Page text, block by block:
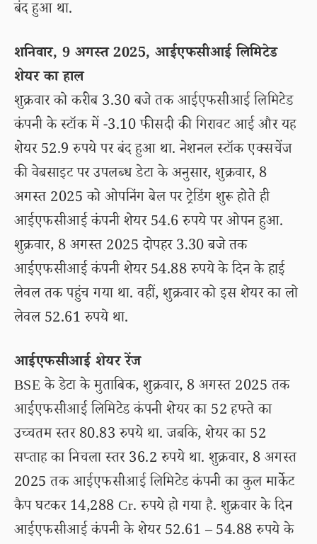
बंद हुआ था.
शनिवार, 9 अगस्त 2025, आईएफसीआई लिमिटेड
शेयर का हाल
शुक्रवार को करीब 3.30 बजे तक आईएफसीआई लिमिटेड
कंपनी के स्टॉक में -3.10 फीसदी की गिरावट आई और यह
शेयर 52.9 रुपये पर बंद हुआ था. नेशनल स्टॉक एक्सचेंज
की वेबसाइट पर उपलब्ध डेटा के अनुसार, शुक्रवार, 8
अगस्त 2025 को ओपनिंग बेल पर ट्रेडिंग शुरू होते ही
आईएफसीआई कंपनी शेयर 54.6 रुपये पर ओपन हुआ.
शुक्रवार, 8 अगस्त 2025 दोपहर 3.30 बजे तक
आईएफसीआई कंपनी शेयर 54.88 रुपये के दिन के हाई
लेवल तक पहुंच गया था. वहीं, शुक्रवार को इस शेयर का लो
लेवल 52.61 रुपये था.
आईएफसीआई शेयर रेंज
BSE के डेटा के मुताबिक, शुक्रवार, 8 अगस्त 2025 तक
आईएफसीआई लिमिटेड कंपनी शेयर का 52 हफ्ते का
उच्चतम स्तर 80.83 रुपये था. जबकि, शेयर का 52
सप्ताह का निचला स्तर 36.2 रुपये था. शुक्रवार, 8 अगस्त
2025 तक आईएफसीआई लिमिटेड कंपनी का कुल मार्केट
कैप घटकर 14,288 Cr. रुपये हो गया है. शुक्रवार के दिन
आईएफसीआई कंपनी के शेयर 52.61 – 54.88 रुपये के